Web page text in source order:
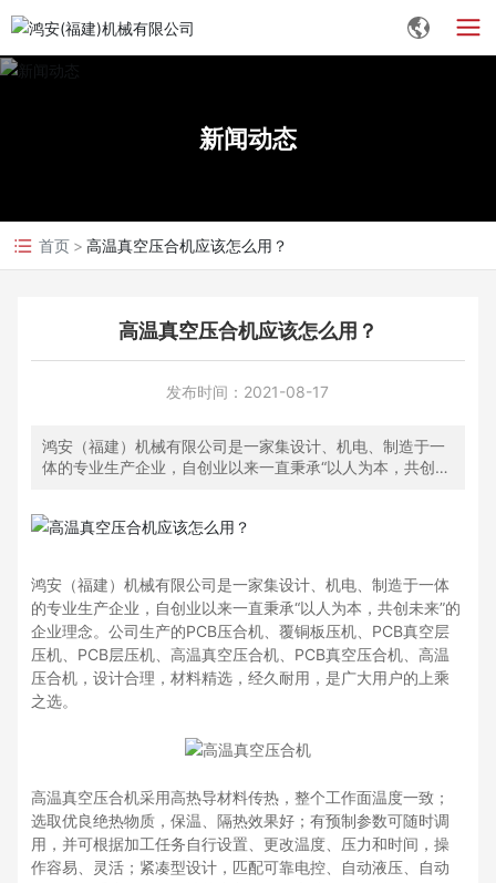
新闻动态
首页 高温真空压合机应该怎么用？
高温真空压合机应该怎么用？
发布时间： 2021-08-17
鸿安（福建）机械有限公司是一家集设计、机电、制造于一
体的专业生产企业，自创业以来一直秉承“以人为本，共创未
机、高温压合机，设计合理，材料精选，经久耐用，是广大
鸿安（福建）机械有限公司是一家集设计、机电、制造于一体
的专业生产企业，自创业以来一直秉承“以人为本，共创未来”的
企业理念。公司生产的PCB压合机、覆铜板压机、PCB真空层
压机、PCB层压机、高温真空压合机、PCB真空压合机、高温
压合机，设计合理，材料精选，经久耐用，是广大用户的上乘
之选。
高温真空压合机采用高热导材料传热，整个工作面温度一致；
选取优良绝热物质，保温、隔热效果好；有预制参数可随时调
用，并可根据加工任务自行设置、更改温度、压力和时间，操
作容易、灵活；紧凑型设计，匹配可靠电控、自动液压、自动